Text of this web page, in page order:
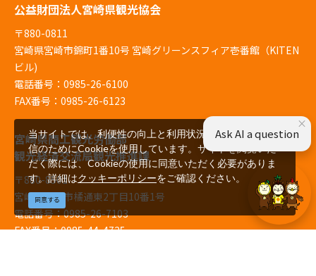
公益財団法人宮崎県観光協会
〒880-0811
宮崎県宮崎市錦町1番10号 宮崎グリーンスフィア壱番館（KITEN
ビル)
電話番号：0985-26-6100
FAX番号：0985-26-6123
宮崎県商工観光労働部
観光経済交流局観光推進課
〒880-8501
宮崎県宮崎市橘通東2丁目10番1号
電話番号：0985-26-7103
FAX番号：0985-44-4725
当サイトでは、利便性の向上と利用状況の解析、広告配
信のためにCookieを使用しています。サイトを閲覧いた
だく際には、Cookieの使用に同意いただく必要がありま
す。詳細はクッキーポリシーをご確認ください。
同意する
×
Ask AI a question